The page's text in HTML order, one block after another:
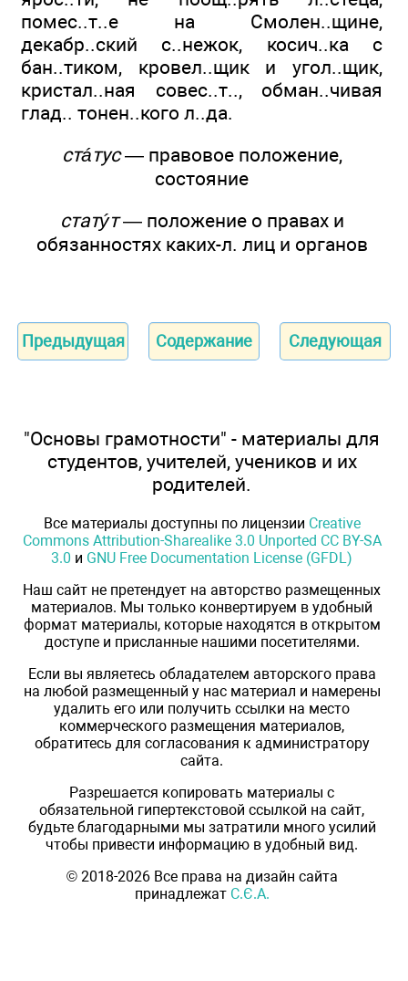
помес..т..е на Смолен..щине,
декабр..ский с..нежок, косич..ка с
бан..тиком, кровел..щик и угол..щик,
кристал..ная совес..т.., обман..чивая
глад.. тонен..кого л..да.
стáтус— правовое положение,
состояние
статýт— положение о правах и
обязанностях каких-л. лиц и органов
Предыдущая Содержание Следующая
"Основы грамотности" - материалы для
студентов, учителей, учеников и их
родителей.
Все материалы доступны по лицензии Creative
Commons Attribution-Sharealike 3.0 Unported CC BY-SA
3.0 и GNU Free Documentation License (GFDL)
Наш сайт не претендует на авторство размещенных
материалов. Мы только конвертируем в удобный
формат материалы, которые находятся в открытом
доступе и присланные нашими посетителями.
Если вы являетесь обладателем авторского права
на любой размещенный у нас материал и намерены
удалить его или получить ссылки на место
коммерческого размещения материалов,
обратитесь для согласования к администратору
сайта.
Разрешается копировать материалы с
обязательной гипертекстовой ссылкой на сайт,
будьте благодарными мы затратили много усилий
чтобы привести информацию в удобный вид.
© 2018-2026 Все права на дизайн сайта
принадлежат С.Є.А.